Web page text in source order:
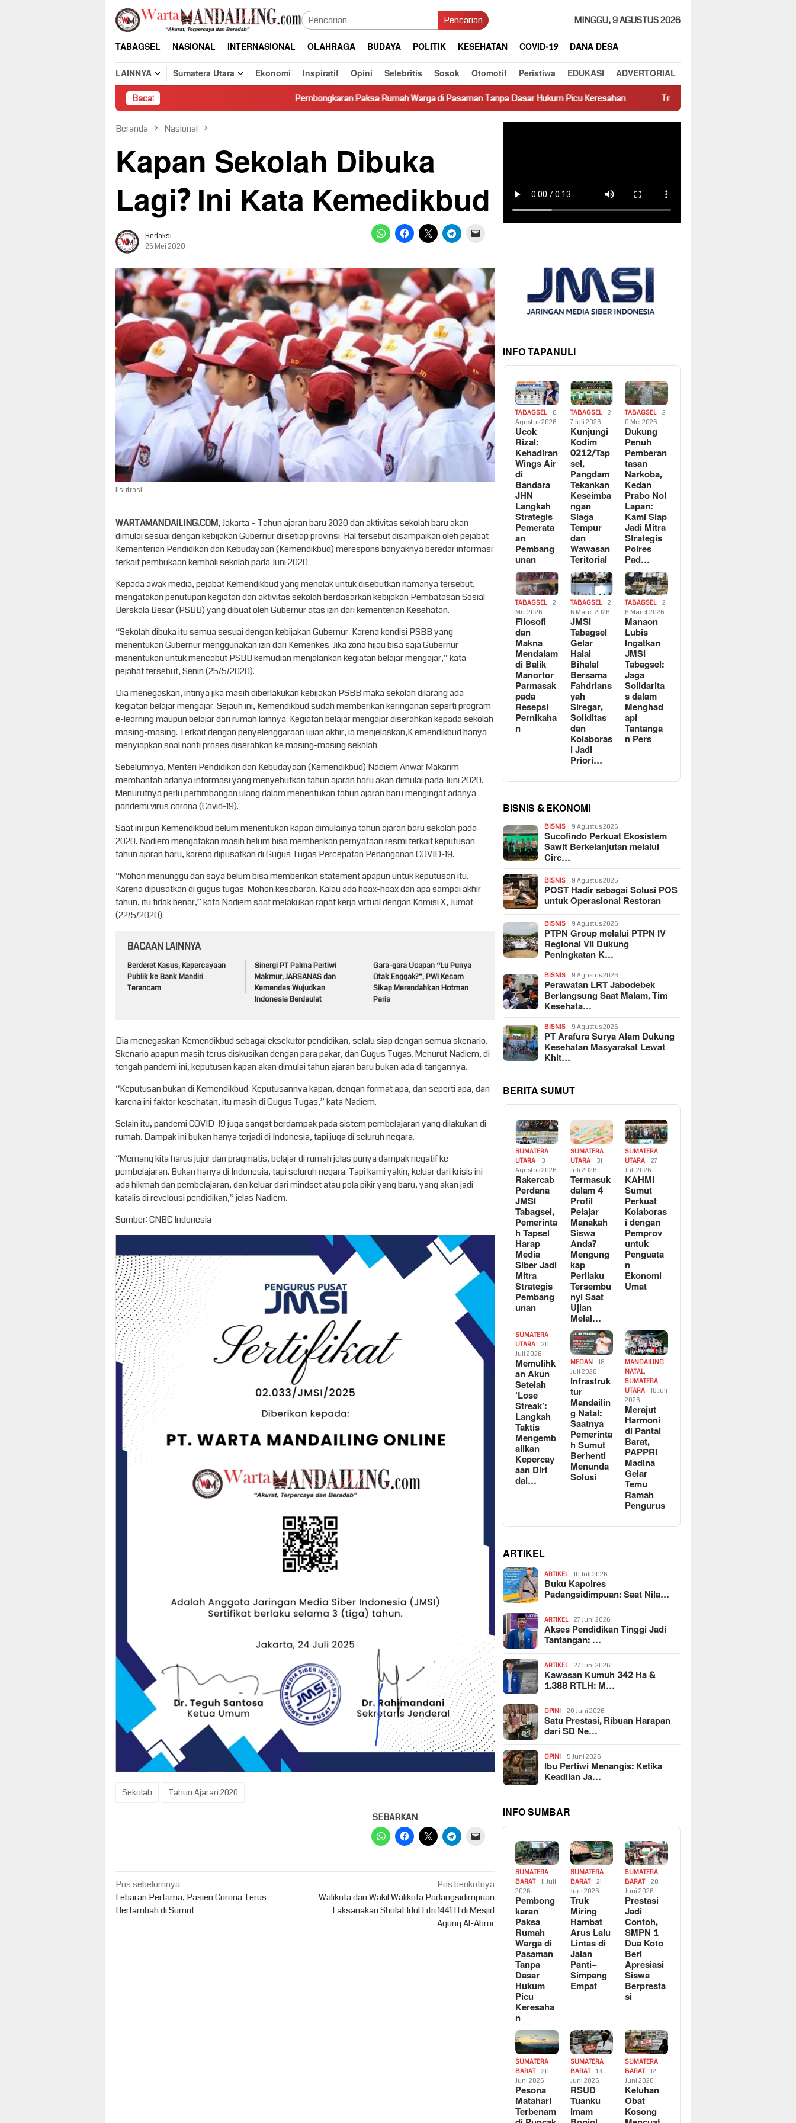
Loncat
konten
Pencarian MINGGU, 9 AGUSTUS 2026
TABAGSEL NASIONAL INTERNASIONAL OLAHRAGA BUDAYA POLITIK KESEHATAN COVID-19
DANA DESA
LAINNYA
Sumatera Utara Ekonomi Inspiratif Opini Selebritis Sosok Otomotif Peristiwa EDUKASI ADVERTORIAL
Baca: Pembongkaran Paksa Rumah Warga di Pasaman Tanpa Dasar Hukum Picu Keresahan Truk Miring Hambat Arus Lalu Lintas di Jalan
Beranda Nasional
Kapan Sekolah Dibuka
Lagi? Ini Kata Kemedikbud
Redaksi
25 Mei 2020
Ilsutrasi
WARTAMANDAILING.COM, Jakarta – Tahun ajaran baru 2020 dan aktivitas sekolah baru akan
dimulai sesuai dengan kebijakan Gubernur di setiap provinsi. Hal tersebut disampaikan oleh pejabat
Kementerian Pendidikan dan Kebudayaan (Kemendikbud) merespons banyaknya beredar informasi
terkait pembukaan kembali sekolah pada Juni 2020.
Kepada awak media, pejabat Kemendikbud yang menolak untuk disebutkan namanya tersebut,
mengatakan penutupan kegiatan dan aktivitas sekolah berdasarkan kebijakan Pembatasan Sosial
Berskala Besar (PSBB) yang dibuat oleh Gubernur atas izin dari kementerian Kesehatan.
“Sekolah dibuka itu semua sesuai dengan kebijakan Gubernur. Karena kondisi PSBB yang
menentukan Gubernur menggunakan izin dari Kemenkes. Jika zona hijau bisa saja Gubernur
menentukan untuk mencabut PSBB kemudian menjalankan kegiatan belajar mengajar,” kata
pejabat tersebut, Senin (25/5/2020).
Dia menegaskan, intinya jika masih diberlakukan kebijakan PSBB maka sekolah dilarang ada
kegiatan belajar mengajar. Sejauh ini, Kemendikbud sudah memberikan keringanan seperti program
e-learning maupun belajar dari rumah lainnya. Kegiatan belajar mengajar diserahkan kepada sekolah
masing-masing. Terkait dengan penyelenggaraan ujian akhir, ia menjelaskan,K emendikbud hanya
menyiapkan soal nanti proses diserahkan ke masing-masing sekolah.
Sebelumnya, Menteri Pendidikan dan Kebudayaan (Kemendikbud) Nadiem Anwar Makarim
membantah adanya informasi yang menyebutkan tahun ajaran baru akan dimulai pada Juni 2020.
Menurutnya perlu pertimbangan ulang dalam menentukan tahun ajaran baru mengingat adanya
pandemi virus corona (Covid-19).
Saat ini pun Kemendikbud belum menentukan kapan dimulainya tahun ajaran baru sekolah pada
2020. Nadiem mengatakan masih belum bisa memberikan pernyataan resmi terkait keputusan
tahun ajaran baru, karena dipusatkan di Gugus Tugas Percepatan Penanganan COVID-19.
“Mohon menunggu dan saya belum bisa memberikan statement apapun untuk keputusan itu.
Karena dipusatkan di gugus tugas. Mohon kesabaran. Kalau ada hoax-hoax dan apa sampai akhir
tahun, itu tidak benar,” kata Nadiem saat melakukan rapat kerja virtual dengan Komisi X, Jumat
(22/5/2020).
BACAAN LAINNYA
Berderet Kasus, Kepercayaan
Publik ke Bank Mandiri
Terancam
Sinergi PT Palma Pertiwi
Makmur, JARSANAS dan
Kemendes Wujudkan
Indonesia Berdaulat
Gara-gara Ucapan “Lu Punya
Otak Enggak?”, PWI Kecam
Sikap Merendahkan Hotman
Paris
Dia menegaskan Kemendikbud sebagai eksekutor pendidikan, selalu siap dengan semua skenario.
Skenario apapun masih terus diskusikan dengan para pakar, dan Gugus Tugas. Menurut Nadiem, di
tengah pandemi ini, keputusan kapan akan dimulai tahun ajaran baru bukan ada di tangannya.
“Keputusan bukan di Kemendikbud. Keputusannya kapan, dengan format apa, dan seperti apa, dan
karena ini faktor kesehatan, itu masih di Gugus Tugas,” kata Nadiem.
Selain itu, pandemi COVID-19 juga sangat berdampak pada sistem pembelajaran yang dilakukan di
rumah. Dampak ini bukan hanya terjadi di Indonesia, tapi juga di seluruh negara.
“Memang kita harus jujur dan pragmatis, belajar di rumah jelas punya dampak negatif ke
pembelajaran. Bukan hanya di Indonesia, tapi seluruh negara. Tapi kami yakin, keluar dari krisis ini
ada hikmah dan pembelajaran, dan keluar dari mindset atau pola pikir yang baru, yang akan jadi
katalis di revelousi pendidikan,” jelas Nadiem.
Sumber: CNBC Indonesia
Sekolah Tahun Ajaran 2020
SEBARKAN
Navigasi
pos
Pos sebelumnya
Lebaran Pertama, Pasien Corona Terus
Bertambah di Sumut
Pos berikutnya
Walikota dan Wakil Walikota Padangsidimpuan
Laksanakan Sholat Idul Fitri 1441 H di Mesjid
Agung Al-Abror
INFO TAPANULI
TABAGSEL
6
Agustus 2026
Ucok
Rizal:
Kehadiran
Wings Air
di
Bandara
JHN
Langkah
Strategis
Pemerata
an
Pembang
unan
TABAGSEL
2
7 Juli 2026
Kunjungi
Kodim
0212/Tap
sel,
Pangdam
Tekankan
Keseimba
ngan
Siaga
Tempur
dan
Wawasan
Teritorial
TABAGSEL
2
0 Mei 2026
Dukung
Penuh
Pemberan
tasan
Narkoba,
Kedan
Prabo Nol
Lapan:
Kami Siap
Jadi Mitra
Strategis
Polres
Pad…
TABAGSEL
2
Mei 2026
Filosofi
dan
Makna
Mendalam
di Balik
Manortor
Parmasak
pada
Resepsi
Pernikaha
n
TABAGSEL
2
6 Maret 2026
JMSI
Tabagsel
Gelar
Halal
Bihalal
Bersama
Fahdrians
yah
Siregar,
Soliditas
dan
Kolaboras
i Jadi
Priori…
TABAGSEL
2
6 Maret 2026
Manaon
Lubis
Ingatkan
JMSI
Tabagsel:
Jaga
Solidarita
s dalam
Menghad
api
Tantanga
n Pers
BISNIS & EKONOMI
BISNIS 9 Agustus 2026
Sucofindo Perkuat Ekosistem
Sawit Berkelanjutan melalui
Circ…
BISNIS 9 Agustus 2026
POST Hadir sebagai Solusi POS
untuk Operasional Restoran
BISNIS 9 Agustus 2026
PTPN Group melalui PTPN IV
Regional VII Dukung
Peningkatan K…
BISNIS 9 Agustus 2026
Perawatan LRT Jabodebek
Berlangsung Saat Malam, Tim
Kesehata…
BISNIS 9 Agustus 2026
PT Arafura Surya Alam Dukung
Kesehatan Masyarakat Lewat
Khit…
BERITA SUMUT
SUMATERA
UTARA
3
Agustus 2026
Rakercab
Perdana
JMSI
Tabagsel,
Pemerinta
h Tapsel
Harap
Media
Siber Jadi
Mitra
Strategis
Pembang
unan
SUMATERA
UTARA
31
Juli 2026
Termasuk
dalam 4
Profil
Pelajar
Manakah
Siswa
Anda?
Mengung
kap
Perilaku
Tersembu
nyi Saat
Ujian
Melal…
SUMATERA
UTARA
27
Juli 2026
KAHMI
Sumut
Perkuat
Kolaboras
i dengan
Pemprov
untuk
Penguata
n
Ekonomi
Umat
SUMATERA
UTARA
20
Juli 2026
Memulihk
an Akun
Setelah
‘Lose
Streak’:
Langkah
Taktis
Mengemb
alikan
Kepercay
aan Diri
dal…
MEDAN
18
Juli 2026
Infrastruk
tur
Mandailin
g Natal:
Saatnya
Pemerinta
h Sumut
Berhenti
Menunda
Solusi
MANDAILING
NATAL,
SUMATERA
UTARA
18 Juli
2026
Merajut
Harmoni
di Pantai
Barat,
PAPPRI
Madina
Gelar
Temu
Ramah
Pengurus
ARTIKEL
ARTIKEL 10 Juli 2026
Buku Kapolres
Padangsidimpuan: Saat Nila…
ARTIKEL 27 Juni 2026
Akses Pendidikan Tinggi Jadi
Tantangan: …
ARTIKEL 27 Juni 2026
Kawasan Kumuh 342 Ha &
1.388 RTLH: M…
OPINI 20 Juni 2026
Satu Prestasi, Ribuan Harapan
dari SD Ne…
OPINI 5 Juni 2026
Ibu Pertiwi Menangis: Ketika
Keadilan Ja…
INFO SUMBAR
SUMATERA
BARAT
11 Juli
2026
Pembong
karan
Paksa
Rumah
Warga di
Pasaman
Tanpa
Dasar
Hukum
Picu
Keresaha
n
SUMATERA
BARAT
21
Juni 2026
Truk
Miring
Hambat
Arus Lalu
Lintas di
Jalan
Panti–
Simpang
Empat
SUMATERA
BARAT
20
Juni 2026
Prestasi
Jadi
Contoh,
SMPN 1
Dua Koto
Beri
Apresiasi
Siswa
Berpresta
si
SUMATERA
BARAT
20
Juni 2026
Pesona
Matahari
Terbenam
SUMATERA
BARAT
13
Juni 2026
RSUD
Tuanku
Imam
SUMATERA
BARAT
12
Juni 2026
Keluhan
Obat
Kosong